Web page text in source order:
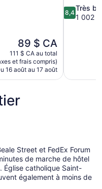
Le
prix
est
de
89 $ CA
89 $ CA
111 $ CA au total
et frais compris)
16 août au 17 août
8.4
sur
8,4
Très
1 002
Street et FedEx Forum
de marche de hôtel
Église catholique Saint-
également à moins de